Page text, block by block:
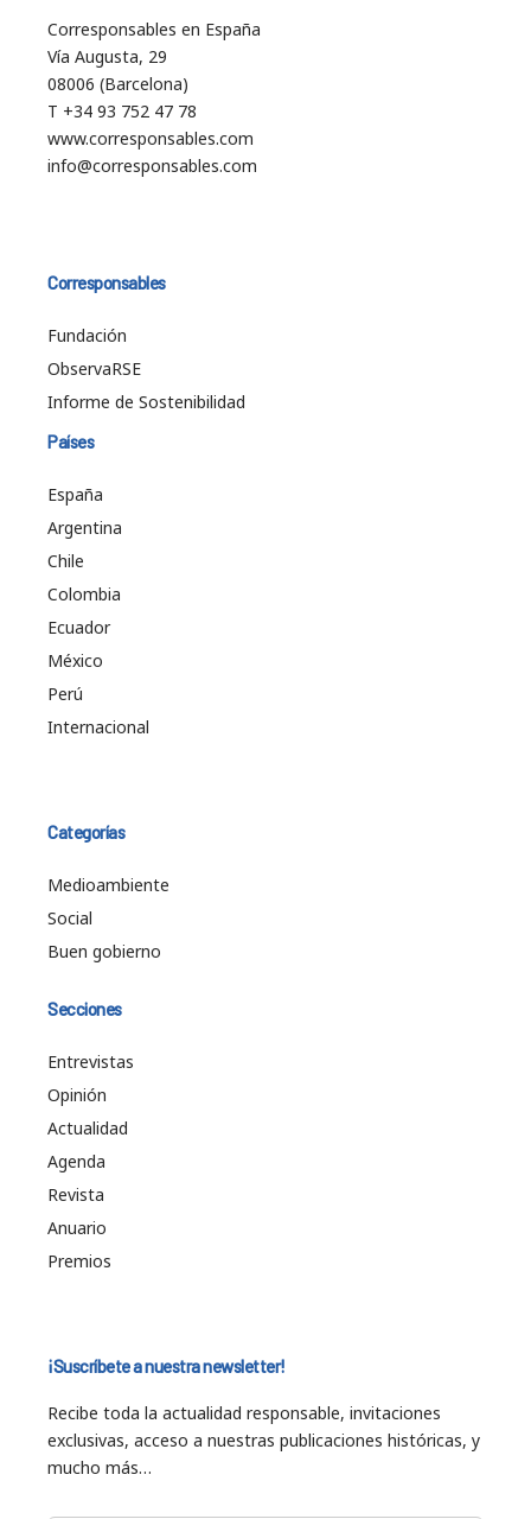
Corresponsables en España
Vía Augusta, 29
08006 (Barcelona)
T +34 93 752 47 78
www.corresponsables.com
info@corresponsables.com
Corresponsables
Fundación
ObservaRSE
Informe de Sostenibilidad
Países
España
Argentina
Chile
Colombia
Ecuador
México
Perú
Internacional
Categorías
Medioambiente
Social
Buen gobierno
Secciones
Entrevistas
Opinión
Actualidad
Agenda
Revista
Anuario
Premios
¡Suscríbete a nuestra newsletter!
Recibe toda la actualidad responsable, invitaciones
exclusivas, acceso a nuestras publicaciones históricas, y
mucho más…